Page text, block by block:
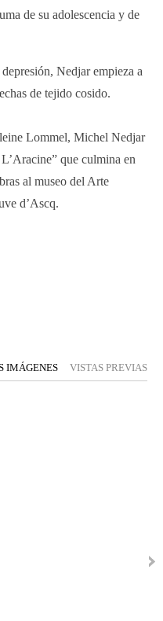
de su adolescencia y de
Nedjar empieza a
de tejido cosido.
Lommel, Michel Nedjar
que culmina en
al museo del Arte
d’Ascq.
IMÁGENES VISTAS PREVIAS